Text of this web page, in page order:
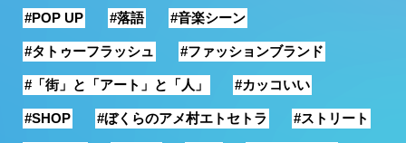
#POP UP #落語 #音楽シーン
#タトゥーフラッシュ #ファッションブランド
#「街」と「アート」と「人」 #カッコいい
#SHOP #ぼくらのアメ村エトセトラ #ストリート